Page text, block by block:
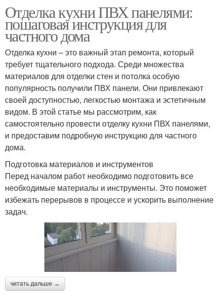
Отделка кухни ПВХ панелями:
пошаговая инструкция для
частного дома
Отделка кухни – это важный этап ремонта, который
требует тщательного подхода. Среди множества
материалов для отделки стен и потолка особую
популярность получили ПВХ панели. Они привлекают
своей доступностью, легкостью монтажа и эстетичным
видом. В этой статье мы рассмотрим, как
самостоятельно провести отделку кухни ПВХ панелями,
и предоставим подробную инструкцию для частного
дома.
Подготовка материалов и инструментов
Перед началом работ необходимо подготовить все
необходимые материалы и инструменты. Это поможет
избежать перерывов в процессе и ускорить выполнение
задач.
читать дальше →